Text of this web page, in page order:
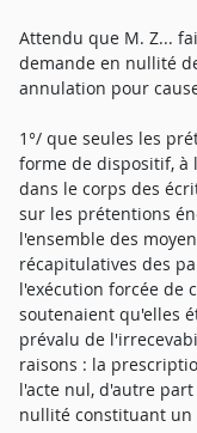
Attendu que M. Z...
demande en nullité
annulation pour
1°/ que seules les
forme de dispositif, à
dans le corps des
sur les prétentions
l'ensemble des
récapitulatives des
l'exécution forcée de
soutenaient qu'elles
prévalu de
raisons : la
l'acte nul, d'autre
nullité constituant un